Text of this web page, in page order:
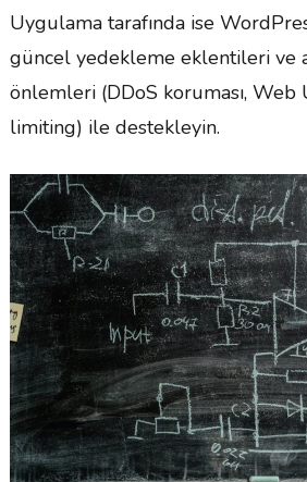
Uygulama tarafında ise
güncel yedekleme eklentileri ve
önlemleri (DDoS koruması, Web
limiting) ile destekleyin.